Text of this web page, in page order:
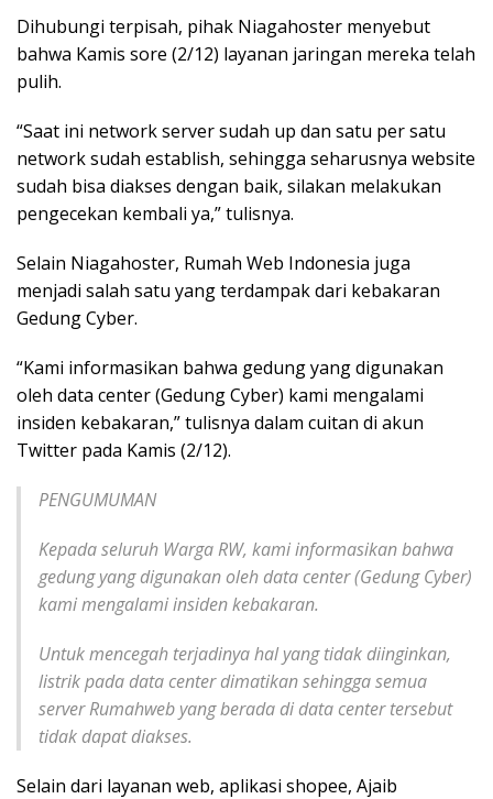
Dihubungi terpisah, pihak Niagahoster menyebut
bahwa Kamis sore (2/12) layanan jaringan mereka telah
pulih.
“Saat ini network server sudah up dan satu per satu
network sudah establish, sehingga seharusnya website
sudah bisa diakses dengan baik, silakan melakukan
pengecekan kembali ya,” tulisnya.
Selain Niagahoster, Rumah Web Indonesia juga
menjadi salah satu yang terdampak dari kebakaran
Gedung Cyber.
“Kami informasikan bahwa gedung yang digunakan
oleh data center (Gedung Cyber) kami mengalami
insiden kebakaran,” tulisnya dalam cuitan di akun
Twitter pada Kamis (2/12).
PENGUMUMAN
Kepada seluruh Warga RW, kami informasikan bahwa
gedung yang digunakan oleh data center (Gedung Cyber)
kami mengalami insiden kebakaran.
Untuk mencegah terjadinya hal yang tidak diinginkan,
listrik pada data center dimatikan sehingga semua
server Rumahweb yang berada di data center tersebut
tidak dapat diakses.
Selain dari layanan web, aplikasi shopee, Ajaib